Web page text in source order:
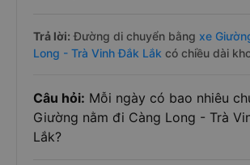
Trả lời: Đường di chuyển bằng xe
Long - Trà Vinh Đắk Lắk có chiều dài
Câu hỏi: Mỗi ngày có bao nhiêu
Giường nằm đi Càng Long - Trà
Lắk?